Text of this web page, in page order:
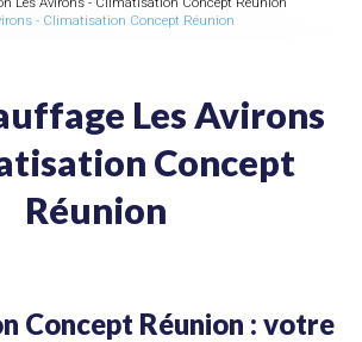
- Climatisation Concept Réunion
Les Avirons
Concept
Réunion
Concept Réunion : votre